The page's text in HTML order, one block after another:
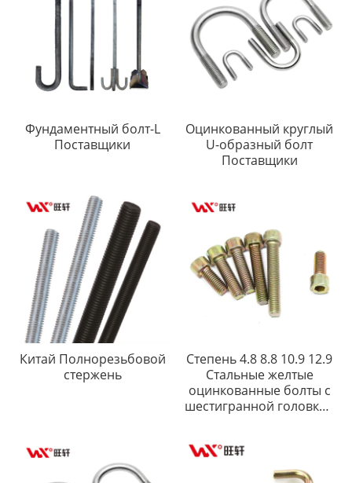
Фундаментный болт-L
Поставщики
Оцинкованный круглый
U-образный болт
Поставщики
Китай Полнорезьбовой
стержень
Степень 4.8 8.8 10.9 12.9
Стальные желтые
оцинкованные болты с
шестигранной головкой